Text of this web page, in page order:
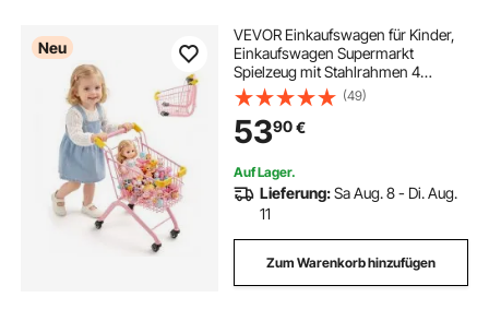
Neu
VEVOR Einkaufswagen für Kinder,
Einkaufswagen Supermarkt
Spielzeug mit Stahlrahmen 4
Rädern & Dichtem Netzkorb,
Faltbares Kaufladenzubehör mit
30kg Belastbarkeit,
Kaufmannsladen Spiele für Kinder
ab 3
(49)
5390€
Auf Lager.
Lieferung:Sa Aug. 8 - Di. Aug.
11
Zum Warenkorb hinzufügen